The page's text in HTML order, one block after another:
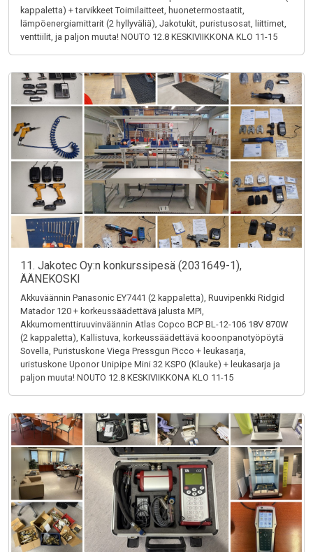
kappaletta) + tarvikkeet Toimilaitteet, huonetermostaatit,
lämpöenergiamittarit (2 hyllyväliä), Jakotukit, puristusosat, liittimet,
venttiilit, ja paljon muuta! NOUTO 12.8 KESKIVIIKKONA KLO 11-15
11. Jakotec Oy:n konkurssipesä (2031649-1),
ÄÄNEKOSKI
Akkuväännin Panasonic EY7441 (2 kappaletta), Ruuvipenkki Ridgid
Matador 120 + korkeussäädettävä jalusta MPI,
Akkumomenttiruuvinväännin Atlas Copco BCP BL-12-106 18V 870W
(2 kappaletta), Kallistuva, korkeussäädettävä kooonpanotyöpöytä
Sovella, Puristuskone Viega Pressgun Picco + leukasarja,
uristuskone Uponor Unipipe Mini 32 KSPO (Klauke) + leukasarja ja
paljon muuta! NOUTO 12.8 KESKIVIIKKONA KLO 11-15